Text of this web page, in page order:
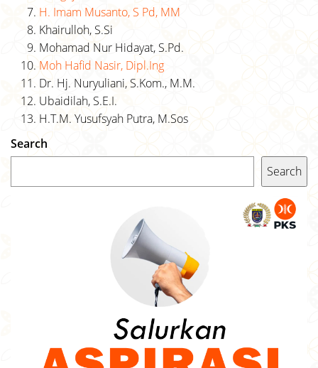
H. Imam Musanto, S Pd, MM
Khairulloh, S.Si
Mohamad Nur Hidayat, S.Pd.
Moh Hafid Nasir, Dipl.Ing
Dr. Hj. Nuryuliani, S.Kom., M.M.
Ubaidilah, S.E.I.
H.T.M. Yusufsyah Putra, M.Sos
Search
Search